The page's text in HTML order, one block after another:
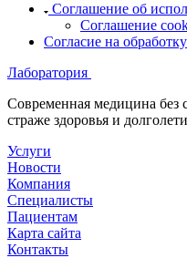
Соглашение об
Соглашение
Согласие на
Лаборатория
Современная медицина
страже здоровья и
Услуги
Новости
Компания
Специалисты
Пациентам
Карта сайта
Контакты